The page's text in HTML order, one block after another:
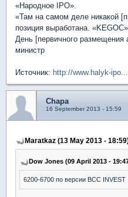
«Народное IPO».
«Там на самом деле никакой
позиция выработана.
День [первичного размещения
министр
Источник: http://www.halyk-
Chapa
16 September 2013 - 15:59
Maratkaz (13 May 2013 -
Dow Jones (09 April 2013 -
6200-6700 по версии BCC INVEST